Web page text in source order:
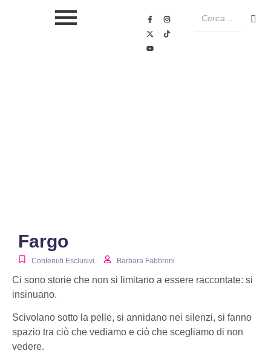
Fargo
Contenuti Esclusivi Barbara Fabbroni
Ci sono storie che non si limitano a essere raccontate: si
insinuano.
Scivolano sotto la pelle, si annidano nei silenzi, si fanno
spazio tra ciò che vediamo e ciò che scegliamo di non
vedere.